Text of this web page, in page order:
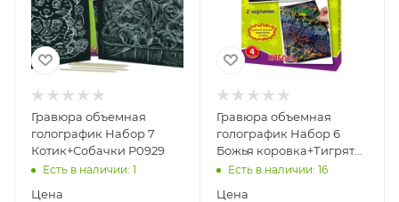
Гравюра объемная
голографик Набор 7
Котик+Собачки Р0929
Есть в наличии: 1
Цена
Гравюра объемная
голографик Набор 6
Божья коровка+Тигрята
Р0912
Есть в наличии: 16
Цена